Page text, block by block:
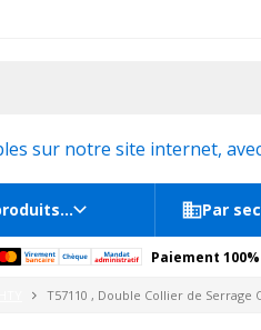
podium et estrade, etc. |
sur notre site internet,
Par
Paiement
T57110 , Double Collier de Serrage